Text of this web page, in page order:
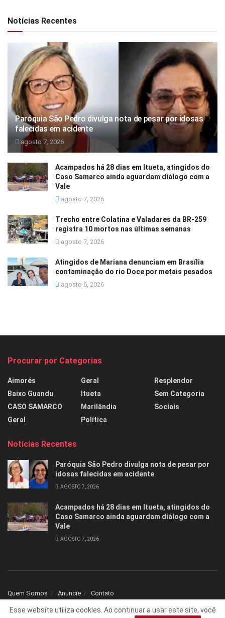
Notícias Recentes
Paróquia São Pedro divulga nota de pesar por idosas
falecidas em acidente
agosto 7, 2026
Acampados há 28 dias em Itueta, atingidos do
Caso Samarco ainda aguardam diálogo com a
Vale
agosto 7, 2026
Trecho entre Colatina e Valadares da BR-259
registra 10 mortos nas últimas semanas
agosto 7, 2026
Atingidos de Mariana denunciam em Brasília
contaminação do rio Doce por metais pesados
agosto 6, 2026
Procurar por Categorias
Aimorés
Baixo Guandu
CASO SAMARCO
Geral
Geral
Itueta
Marilândia
Política
Resplendor
Sem Categoria
Sociais
Notícias Recentes
Paróquia São Pedro divulga nota de pesar por
idosas falecidas em acidente
AGOSTO 7, 2026
Acampados há 28 dias em Itueta, atingidos do
Caso Samarco ainda aguardam diálogo com a
Vale
AGOSTO 7, 2026
Quem Somos Anuncie Contato
© 2025 Todos os direitos reservados Folha1 - Desenvolvido por dNNr Dev
Esse website utiliza cookies. Ao continuar a usar este site, você